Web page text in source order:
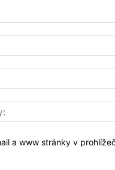
a www stránky v